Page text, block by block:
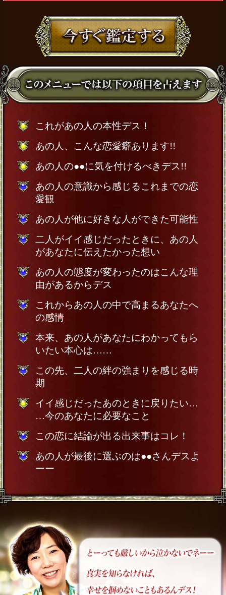
これがあの人の本性デス！
あの人、こんな恋愛癖あります!!
あの人の●●に気を付けるべきデス!!
あの人の意識から感じるこれまでの恋
愛観
あの人が他に好きな人ができた可能性
二人がイイ感じだったときに、あの人
があなたに伝えたかった想い
あの人の態度が変わったのはこんな理
由があるからデス
これからあの人の中で高まるあなたへ
の感情
本来、あの人があなたにわかってもら
いたい本心は……
この先、二人の絆の強まりを感じる時
期
イイ感じだったあのときに戻りたい…
…今のあなたに必要なこと
この恋に結論が出る出来事はコレ！
あの人が最後に選ぶのは●●さんデスよ
ーー